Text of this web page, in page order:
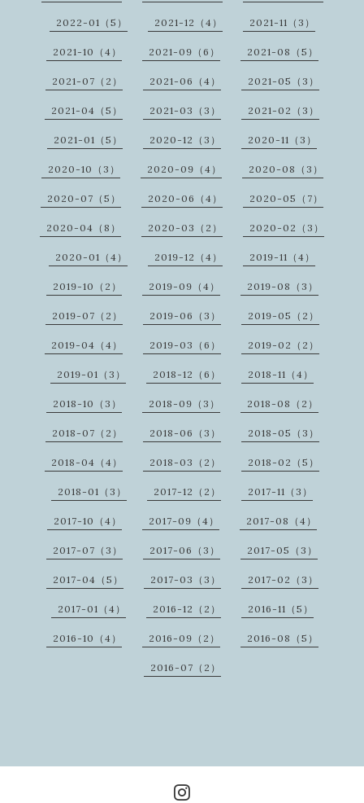
2022-01（5） 2021-12（4） 2021-11（3）
2021-10（4） 2021-09（6） 2021-08（5）
2021-07（2） 2021-06（4） 2021-05（3）
2021-04（5） 2021-03（3） 2021-02（3）
2021-01（5） 2020-12（3） 2020-11（3）
2020-10（3） 2020-09（4） 2020-08（3）
2020-07（5） 2020-06（4） 2020-05（7）
2020-04（8） 2020-03（2） 2020-02（3）
2020-01（4） 2019-12（4） 2019-11（4）
2019-10（2） 2019-09（4） 2019-08（3）
2019-07（2） 2019-06（3） 2019-05（2）
2019-04（4） 2019-03（6） 2019-02（2）
2019-01（3） 2018-12（6） 2018-11（4）
2018-10（3） 2018-09（3） 2018-08（2）
2018-07（2） 2018-06（3） 2018-05（3）
2018-04（4） 2018-03（2） 2018-02（5）
2018-01（3） 2017-12（2） 2017-11（3）
2017-10（4） 2017-09（4） 2017-08（4）
2017-07（3） 2017-06（3） 2017-05（3）
2017-04（5） 2017-03（3） 2017-02（3）
2017-01（4） 2016-12（2） 2016-11（5）
2016-10（4） 2016-09（2） 2016-08（5）
2016-07（2）